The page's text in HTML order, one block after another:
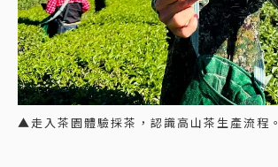
▲走入茶園體驗採茶，認識高山茶生產流程。